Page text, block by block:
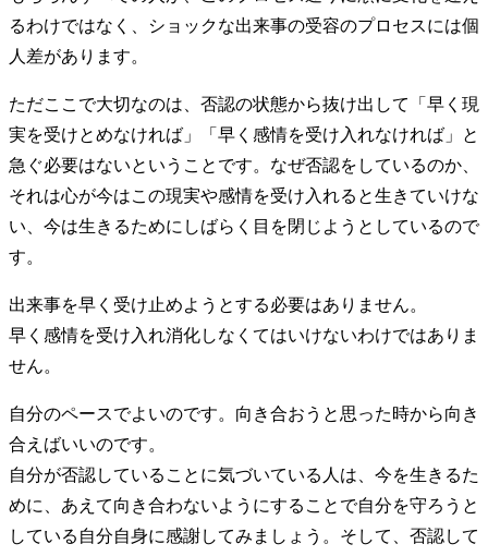
るわけではなく、ショックな出来事の受容のプロセスには個
人差があります。
ただここで大切なのは、否認の状態から抜け出して「早く現
実を受けとめなければ」「早く感情を受け入れなければ」と
急ぐ必要はないということです。なぜ否認をしているのか、
それは心が今はこの現実や感情を受け入れると生きていけな
い、今は生きるためにしばらく目を閉じようとしているので
す。
出来事を早く受け止めようとする必要はありません。
早く感情を受け入れ消化しなくてはいけないわけではありま
せん。
自分のペースでよいのです。向き合おうと思った時から向き
合えばいいのです。
自分が否認していることに気づいている人は、今を生きるた
めに、あえて向き合わないようにすることで自分を守ろうと
している自分自身に感謝してみましょう。そして、否認して